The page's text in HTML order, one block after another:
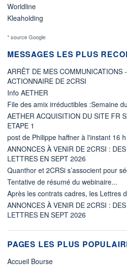
Worldline
Kleaholding
* source Google
MESSAGES LES PLUS
ARRÊT DE MES COMMUNICATIONS
ACTIONNAIRE DE 2CRSI
Info AETHER
File des amix irréductibles :Semaine
AETHER ACQUISITION DU SITE FR
ETAPE 1
post de Philippe haffner à l'instant 16
ANNONCES À VENIR DE 2CRSI :
LETTRES EN SEPT 2026
Quanthor et 2CRSi s’associent pour
Tentative de résumé du webinaire...
Après les contrats cadres, les Lettres
ANNONCES À VENIR DE 2CRSI :
LETTRES EN SEPT 2026
PAGES LES PLUS
Accueil Bourse